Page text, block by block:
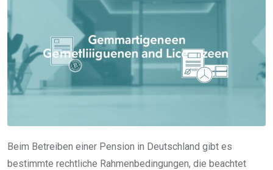
Beim Betreiben einer Pension in Deutschland gibt es
bestimmte rechtliche Rahmenbedingungen, die beachtet